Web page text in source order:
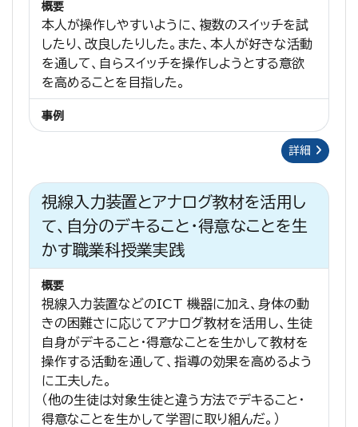
概要
本人が操作しやすいように、複数のスイッチを試
したり、改良したりした。また、本人が好きな活動
を通して、自らスイッチを操作しようとする意欲
を高めることを目指した。
事例
詳細
視線入力装置とアナログ教材を活用し
て、自分のデキること・得意なことを生
かす職業科授業実践
概要
視線入力装置などのICT 機器に加え、身体の動
きの困難さに応じてアナログ教材を活用し、生徒
自身がデキること・得意なことを生かして教材を
操作する活動を通して、指導の効果を高めるよう
に工夫した。
（他の生徒は対象生徒と違う方法でデキること・
得意なことを生かして学習に取り組んだ。）